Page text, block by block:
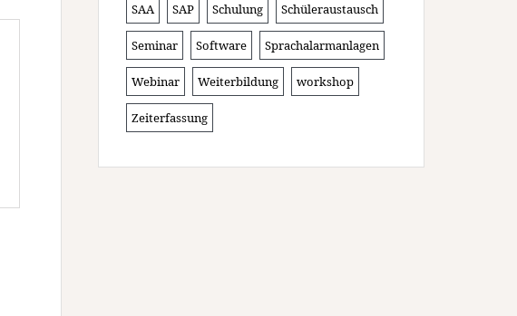
SAA SAP Schulung Schüleraustausch
Seminar Software Sprachalarmanlagen
Webinar Weiterbildung workshop
Zeiterfassung